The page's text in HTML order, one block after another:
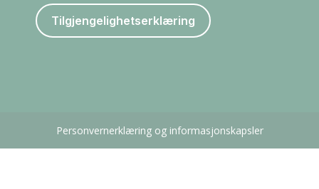
Tilgjengelighetserklæring
Personvernerklæring og informasjonskapsler